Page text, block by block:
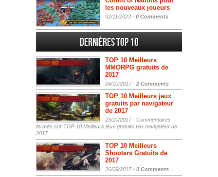
les nouveaux joueurs
02/11/2023 - 0 Comments
Dernières Top 10
TOP 10 Meilleurs
MMORPG gratuits de
2017
24/10/2017 - 2 Comments
TOP 10 Meilleurs jeux
gratuits par navigateur
de 2017
23/10/2017 - Commentaires
fermés sur TOP 10 Meilleurs jeux gratuits par navigateur de
2017
TOP 10 Meilleurs
Shooters Gratuits de
2017
26/09/2017 - 0 Comments